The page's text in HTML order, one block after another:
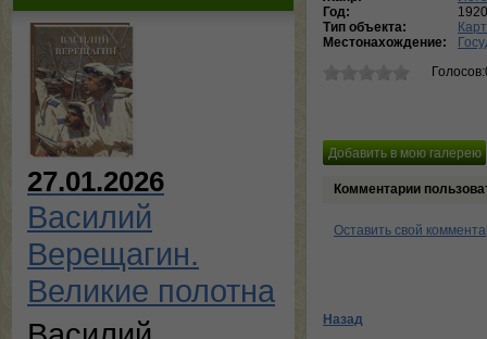
27.01.2026
Василий
Верещагин.
Великие полотна
Год:
1920
Тип объекта:
Местонахождение:
Комментарии
Оставить свой
Назад